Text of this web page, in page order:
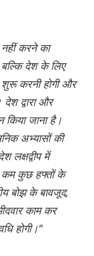
नहीं करने का
बल्कि देश के लिए
शुरू करनी होगी और
द्वारा और
किया जाना है।
अभ्यासों की
लक्षद्वीप में
कम कुछ हफ्तों के
बोझ के बावजूद,
काम कर
होगी।"